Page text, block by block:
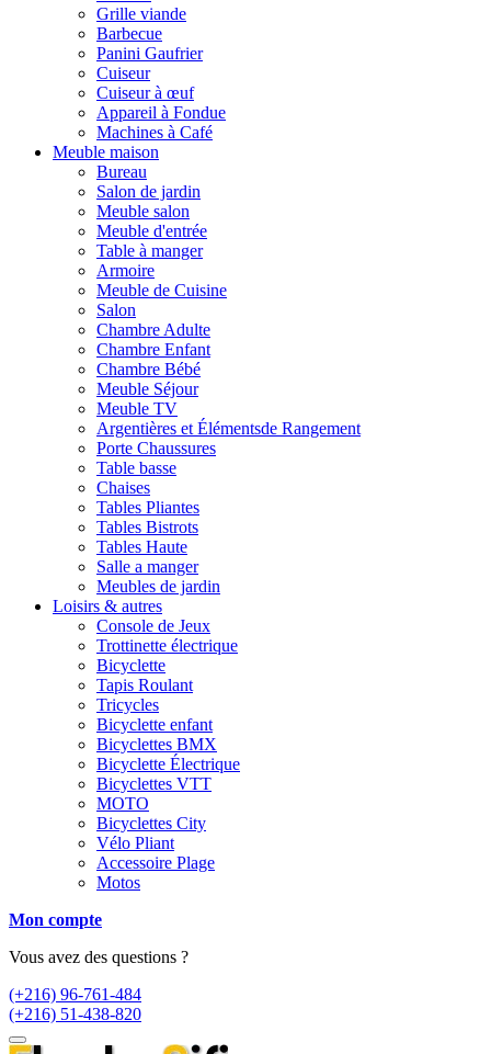
Grille viande
Barbecue
Panini Gaufrier
Cuiseur
Cuiseur à œuf
Appareil à Fondue
Machines à Café
Meuble maison
Bureau
Salon de jardin
Meuble salon
Meuble d'entrée
Table à manger
Armoire
Meuble de Cuisine
Salon
Chambre Adulte
Chambre Enfant
Chambre Bébé
Meuble Séjour
Meuble TV
Argentières et Élémentsde Rangement
Porte Chaussures
Table basse
Chaises
Tables Pliantes
Tables Bistrots
Tables Haute
Salle a manger
Meubles de jardin
Loisirs & autres
Console de Jeux
Trottinette électrique
Bicyclette
Tapis Roulant
Tricycles
Bicyclette enfant
Bicyclettes BMX
Bicyclette Électrique
Bicyclettes VTT
MOTO
Bicyclettes City
Vélo Pliant
Accessoire Plage
Motos
Mon compte
Vous avez des questions ?
(+216) 96-761-484
(+216) 51-438-820